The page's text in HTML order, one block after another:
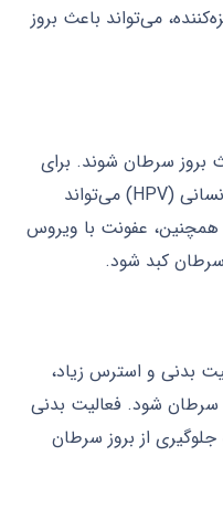
می‌تواند باعث بروز
بروز سرطان شوند. برای
مثال، عفونت با ویروس پاپیلومای انسانی (HPV) می‌تواند
عفونت با ویروس
بدنی و استرس زیاد،
سرطان شود. فعالیت بدنی
از بروز سرطان